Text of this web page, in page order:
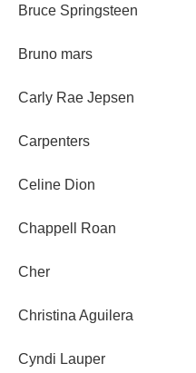
Bruce Springsteen
Bruno mars
Carly Rae Jepsen
Carpenters
Celine Dion
Chappell Roan
Cher
Christina Aguilera
Cyndi Lauper